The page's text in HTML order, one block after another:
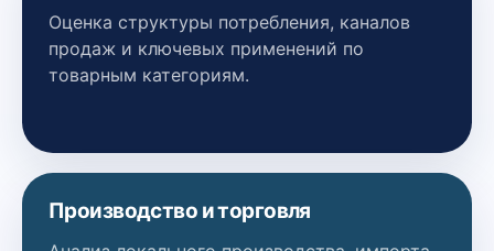
Оценка структуры потребления, каналов
продаж и ключевых применений по
товарным категориям.
Производство и торговля